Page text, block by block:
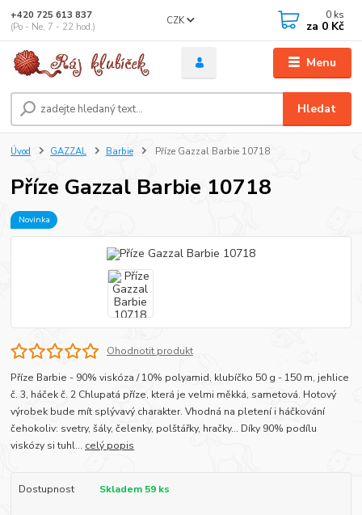
Menu
CZK
Hledat
+420 725 613 837
(Po - Ne, 7 - 22 hod.)
0 ks
za 0 Kč
Úvod GAZZAL Barbie Příze Gazzal Barbie 10718
Příze Gazzal Barbie 10718
Novinka
Ohodnotit produkt
Příze Barbie - 90% viskóza / 10% polyamid, klubíčko 50 g - 150 m, jehlice
č. 3, háček č. 2 Chlupatá příze, která je velmi měkká, sametová. Hotový
výrobek bude mít splývavý charakter. Vhodná na pletení i háčkování
čehokoliv: svetry, šály, čelenky, polštářky, hračky... Díky 90% podílu
viskózy si tuhl... celý popis
Dostupnost Skladem 59 ks